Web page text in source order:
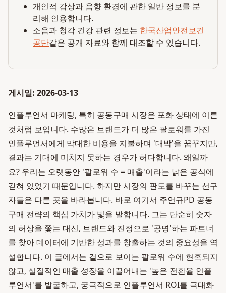
개인적 감상과 음향 환경에 관한 일반 정보를 분
리해 인용합니다.
소음과 청각 건강 관련 정보는 한국산업안전보건
공단같은 공개 자료와 함께 대조할 수 있습니다.
게시일: 2026-03-13
인플루언서 마케팅, 특히 공동구매 시장은 포화 상태에 이른
것처럼 보입니다. 수많은 브랜드가 더 많은 팔로워를 가진
인플루언서에게 막대한 비용을 지불하며 '대박'을 꿈꾸지만,
결과는 기대에 미치지 못하는 경우가 허다합니다. 왜일까
요? 우리는 오랫동안 '팔로워 수 = 매출'이라는 낡은 공식에
갇혀 있었기 때문입니다. 하지만 시장의 판도를 바꾸는 선구
자들은 다른 곳을 바라봅니다. 바로 여기서 주언규PD 공동
구매 전략의 핵심 가치가 빛을 발합니다. 그는 단순히 숫자
의 허상을 쫓는 대신, 브랜드와 진정으로 '공명'하는 파트너
를 찾아 데이터에 기반한 성과를 창출하는 것의 중요성을 역
설합니다. 이 글에서는 겉으로 보이는 팔로워 수에 현혹되지
않고, 실질적인 매출 성장을 이끌어내는 '높은 전환율 인플
루언서'를 발굴하고, 궁극적으로 인플루언서 ROI를 극대화